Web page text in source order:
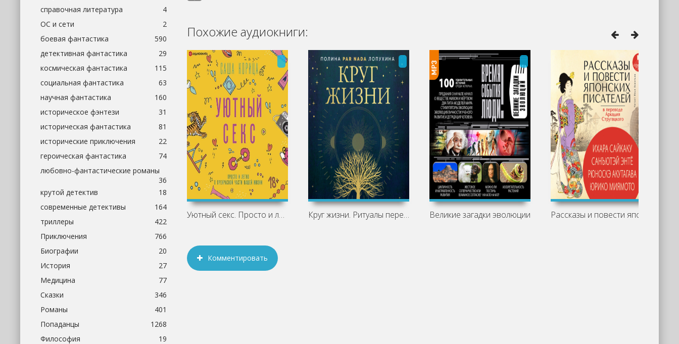
Похожие аудиокниги:
Уютный секс. Просто и легко о Круг жизни. Ритуалы перехода в Великие загадки эволюции
Комментировать
справочная литература
4
ОС и сети
2
боевая фантастика
590
детективная фантастика
29
космическая фантастика
115
социальная фантастика
63
научная фантастика
160
историческое фэнтези
31
историческая фантастика
81
исторические приключения
22
героическая фантастика
74
любовно-фантастические романы
36
крутой детектив
18
современные детективы
164
триллеры
422
Приключения
766
Биографии
20
История
27
Медицина
77
Сказки
346
Романы
401
Попаданцы
1268
Философия
19